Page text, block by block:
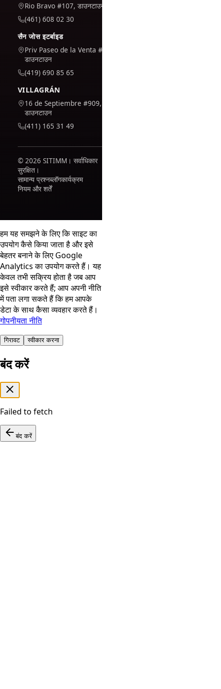
Rio Bravo #107, डाउनटाउन
(461) 608 02 30
सैन जोस इटर्बाइड
Priv Paseo de la Venta #7,
डाउनटाउन
(419) 690 85 65
VILLAGRÁN
16 de Septiembre #909,
डाउनटाउन
(411) 165 31 49
© 2026 SITIMM। सर्वाधिकार
सुरक्षित।
सामान्य प्रश्नब्लॉगकार्यक्रम
नियम और शर्तें
हम यह समझने के लिए कि साइट का
उपयोग कैसे किया जाता है और इसे
बेहतर बनाने के लिए Google
Analytics का उपयोग करते हैं। यह
केवल तभी सक्रिय होता है जब आप
इसे स्वीकार करते हैं; आप अपनी नीति
में पता लगा सकते हैं कि हम आपके
डेटा के साथ कैसा व्यवहार करते हैं।
गोपनीयता नीति
गिरावट स्वीकार करना
बंद करें
Failed to fetch
बंद करें